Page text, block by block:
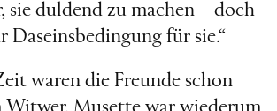
sie duldend zu machen – doch
Daseinsbedingung für sie.“
waren die Freunde schon